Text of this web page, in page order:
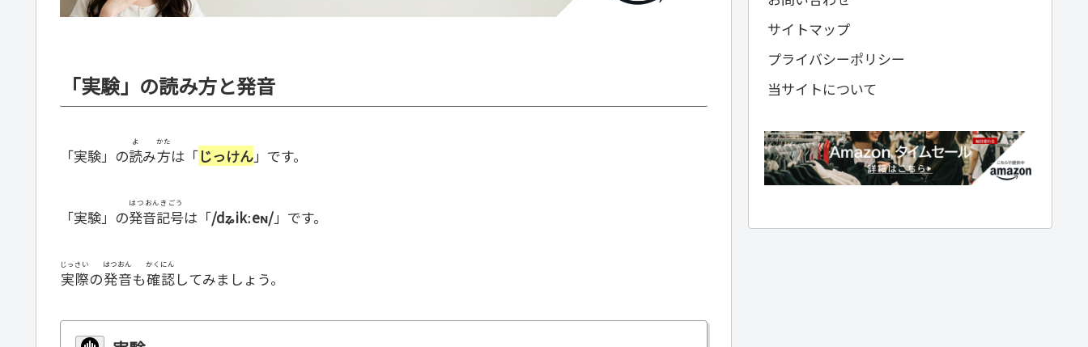
「実験」の読み方と発音
「実験」の読
よ
み方
かた
は「じっけん」です。
「実験」の発音記号
はつおんきごう
は「/dʑikːeɴ/」です。
実際
じっさい
の発音
はつおん
も確認
かくにん
してみましょう。
サイトマップ
プライバシーポリシー
当サイトについて